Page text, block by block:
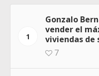
1
Gonzalo
vender el
viviendas de
7